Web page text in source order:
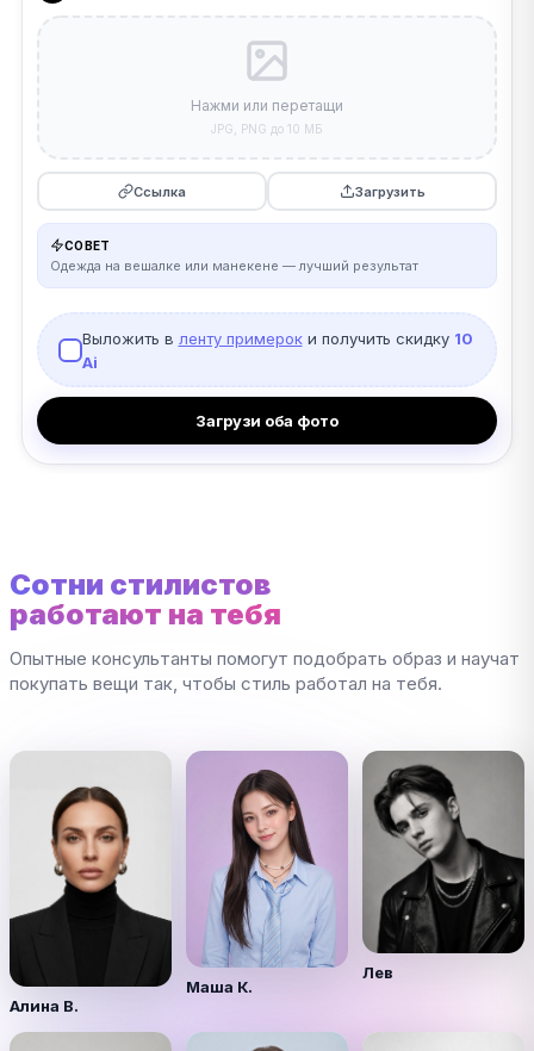
Нажми или перетащи
JPG, PNG до 10 МБ
Ссылка Загрузить
СОВЕТ
Одежда на вешалке или манекене — лучший результат
Выложить в ленту примероки получить скидку 10
Ai
Загрузи оба фото
Сотни стилистов
работают на тебя
Опытные консультанты помогут подобрать образ и научат
покупать вещи так, чтобы стиль работал на тебя.
Алина В.
Маша К.
Лев